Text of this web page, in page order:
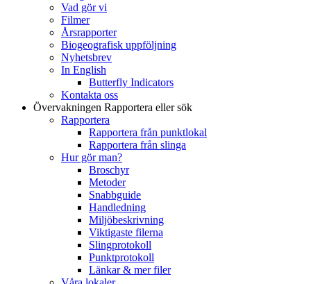
Vad gör vi
Filmer
Årsrapporter
Biogeografisk uppföljning
Nyhetsbrev
In English
Butterfly Indicators
Kontakta oss
Övervakningen Rapportera eller sök
Rapportera
Rapportera från punktlokal
Rapportera från slinga
Hur gör man?
Broschyr
Metoder
Snabbguide
Handledning
Miljöbeskrivning
Viktigaste filerna
Slingprotokoll
Punktprotokoll
Länkar & mer filer